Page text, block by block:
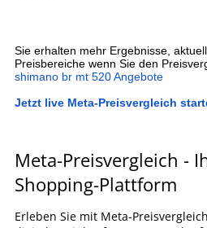
Sie erhalten mehr Ergebnisse,
Preisbereiche wenn Sie den
shimano br mt 520 Angebote
Jetzt live Meta-Preisvergleich
Meta-Preisvergleich -
Shopping-Plattform
Erleben Sie mit Meta-